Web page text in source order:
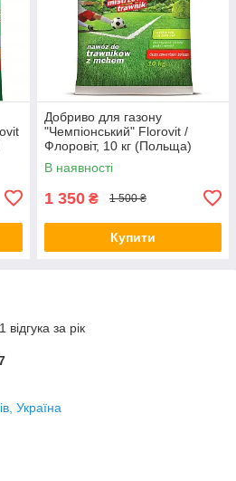
Добриво для газону
"Чемпіонський" Florovit /
Флоровіт, 10 кг (Польща)
В наявності
1 350 ₴ 1 500 ₴
Купити
за рік
Україна